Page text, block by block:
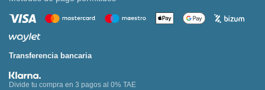
Transferencia bancaria
Divide tu compra en 3 pagos al 0% TAE